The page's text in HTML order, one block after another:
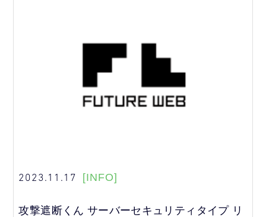
2023.11.17 [INFO]
攻撃遮断くん サーバーセキュリティタイプ リ